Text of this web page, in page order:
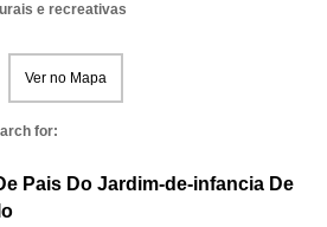
e recreativas
Ver no Mapa
for:
Pais Do Jardim-de-infancia De